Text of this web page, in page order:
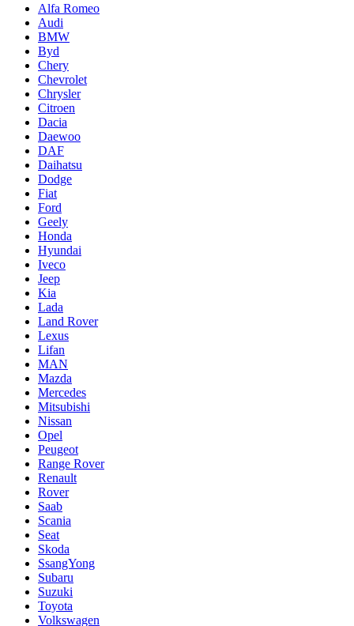
Alfa Romeo
Audi
BMW
Byd
Chery
Chevrolet
Chrysler
Citroen
Dacia
Daewoo
DAF
Daihatsu
Dodge
Fiat
Ford
Geely
Honda
Hyundai
Iveco
Jeep
Kia
Lada
Land Rover
Lexus
Lifan
MAN
Mazda
Mercedes
Mitsubishi
Nissan
Opel
Peugeot
Range Rover
Renault
Rover
Saab
Scania
Seat
Skoda
SsangYong
Subaru
Suzuki
Toyota
Volkswagen